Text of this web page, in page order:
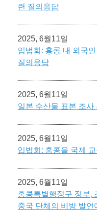
련 질의응답
2025, 6월11일
입법회: 홍콩 내 외국
질의응답
2025, 6월11일
일본 수산물 표본 조사
2025, 6월11일
입법회: 홍콩을 국제
2025, 6월11일
홍콩특별행정구 정부,
중국 단체의 비방 발언